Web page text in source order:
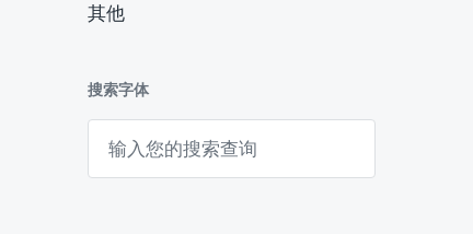
其他
搜索字体